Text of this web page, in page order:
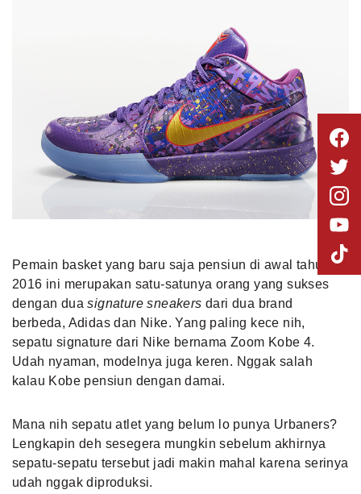
Pemain basket yang baru saja pensiun di awal tahun
2016 ini merupakan satu-satunya orang yang sukses
dengan duasignature sneakersdari dua brand
berbeda, Adidas dan Nike. Yang paling kece nih,
sepatu signature dari Nike bernama Zoom Kobe 4.
Udah nyaman, modelnya juga keren. Nggak salah
kalau Kobe pensiun dengan damai.
Mana nih sepatu atlet yang belum lo punya Urbaners?
Lengkapin deh sesegera mungkin sebelum akhirnya
sepatu-sepatu tersebut jadi makin mahal karena serinya
udah nggak diproduksi.